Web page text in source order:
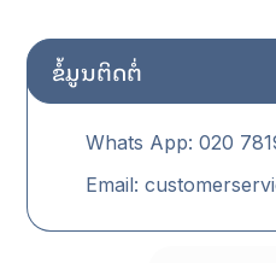
ຂໍ້ມູນຕິດຕໍ່
Whats App: 020
Email: